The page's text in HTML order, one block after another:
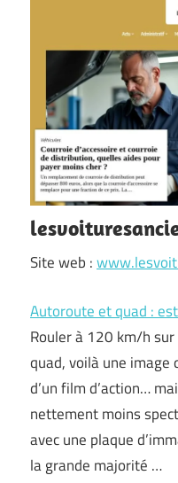
Site web :
Autoroute et quad :
Rouler à 120 km/h
quad, voilà une
d’un film d’action…
nettement moins
avec une plaque
la grande majorité …